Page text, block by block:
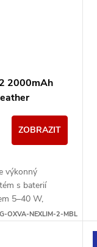
2000mAh
ZOBRAZIT
výkonný
s baterií
5–40 W,
5V/3A a
OXVA-NEXLIM-2-MBL